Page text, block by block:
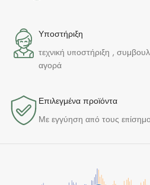
Υποστήριξη
τεχνική υποστήριξη ,
αγορά
Επιλεγμένα προϊόντα​
Με εγγύηση από τους